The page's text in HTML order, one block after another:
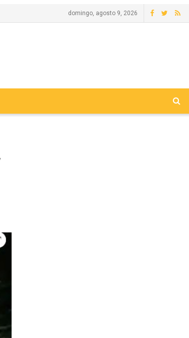
domingo, agosto 9, 2026